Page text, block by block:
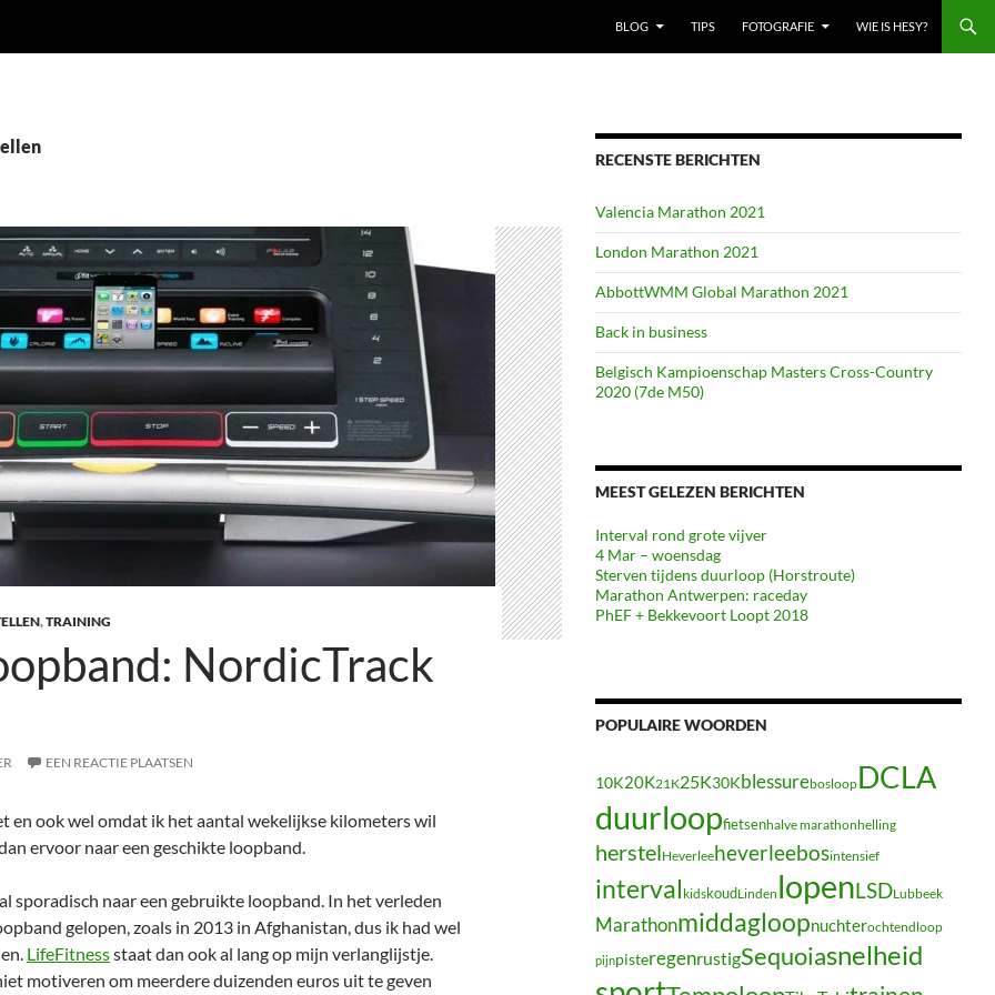
BLOG TIPS FOTOGRAFIE WIE IS HESY?
,TRAINING
NordicTrack
EEN REACTIE PLAATSEN
en ook wel omdat ik het aantal wekelijkse kilometers wil
ervoor naar een geschikte loopband.
sporadisch naar een gebruikte loopband. In het verleden
gelopen, zoals in 2013 in Afghanistan, dus ik had wel
LifeFitnessstaat dan ook al lang op mijn verlanglijstje.
motiveren om meerdere duizenden euros uit te geven
RECENSTE BERICHTEN
Valencia Marathon 2021
London Marathon 2021
AbbottWMM Global Marathon 2021
Back in business
Belgisch Kampioenschap Masters Cross-Country
2020 (7de M50)
MEEST GELEZEN BERICHTEN
Interval rond grote vijver
4 Mar – woensdag
Sterven tijdens duurloop (Horstroute)
Marathon Antwerpen: raceday
PhEF + Bekkevoort Loopt 2018
POPULAIRE WOORDEN
10K20K21K25K30KblessurebosloopDCLA
duurloopfietsenhalve marathonhelling
herstelHeverleeheverleebosintensief
interval kidskoudLinden lopenLSDLubbeek
Marathonmiddagloopnuchterochtendloop
pijnpisteregenrustigSequoiasnelheid